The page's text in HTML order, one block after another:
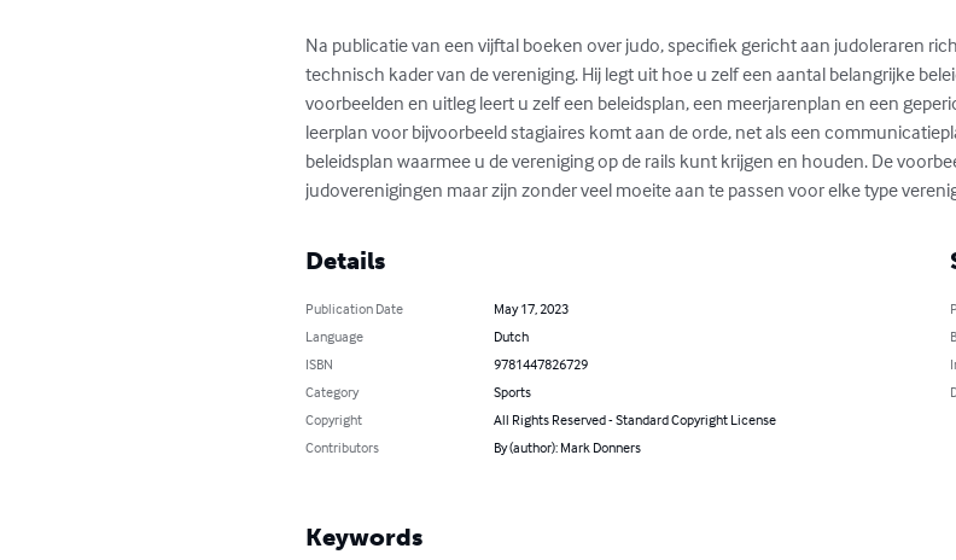
Na publicatie van een vijftal boeken over judo, specifiek gericht aan judoleraren
technisch kader van de vereniging. Hij legt uit hoe u zelf een aantal belangrijke
voorbeelden en uitleg leert u zelf een beleidsplan, een meerjarenplan en een
leerplan voor bijvoorbeeld stagiaires komt aan de orde, net als een
beleidsplan waarmee u de vereniging op de rails kunt krijgen en houden. De
judoverenigingen maar zijn zonder veel moeite aan te passen voor elke type
Details
Publication Date
May 17, 2023
Language
Dutch
ISBN
9781447826729
Category
Sports
Copyright
All Rights Reserved - Standard Copyright License
Contributors
By (author): Mark Donners
Keywords